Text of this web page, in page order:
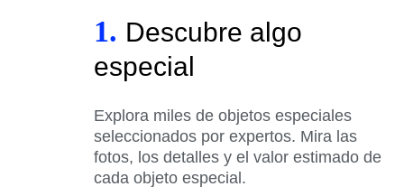
1. Descubre algo
especial
Explora miles de objetos especiales
seleccionados por expertos. Mira las
fotos, los detalles y el valor estimado de
cada objeto especial.